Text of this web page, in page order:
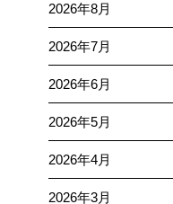
2026年8月
2026年7月
2026年6月
2026年5月
2026年4月
2026年3月